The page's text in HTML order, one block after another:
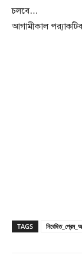
চলবে…
আগামীকাল
TAGS